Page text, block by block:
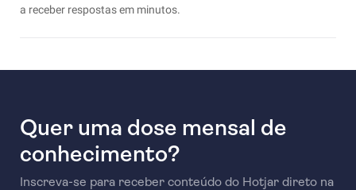
a receber respostas em minutos.
Quer uma dose mensal de
conhecimento?
Inscreva-se para receber conteúdo do Hotjar direto na